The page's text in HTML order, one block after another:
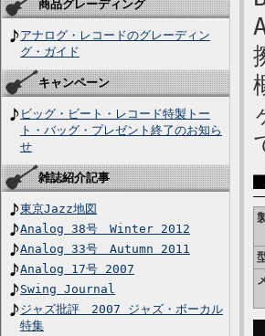
商品グレーディング
アナログ・レコードのグレーディン
グ・ガイド
キャンペーン
ビッグ・ビート・レコード特製トー
ト・バッグ・プレゼント終了のお知ら
せ
雑誌紹介記事
東京Jazz地図
Analog 38号 Winter 2012
Analog 33号 Autumn 2011
Analog 17号 2007
Swing Journal
ジャズ批評 2007 ジャズ・ボーカル
特集